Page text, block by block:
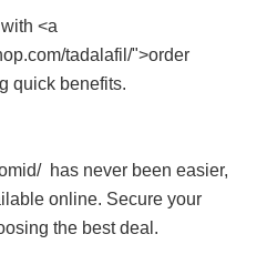
<a
tadalafil/">order
quick benefits.
has never been easier,
online. Secure your
the best deal.